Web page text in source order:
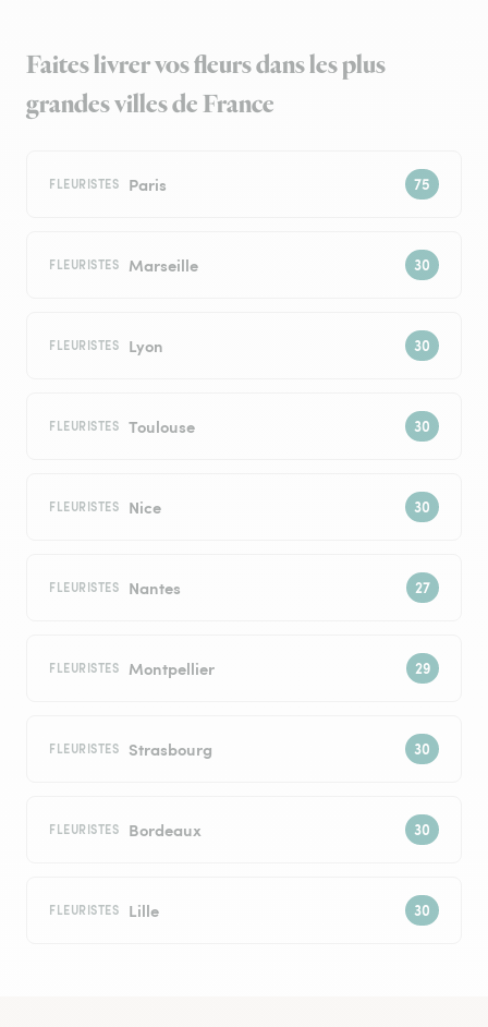
Faites livrer vos fleurs dans les plus
grandes villes de France
FLEURISTES Paris
FLEURISTES Marseille
FLEURISTES Lyon
FLEURISTES Toulouse
FLEURISTES Nice
FLEURISTES Nantes
FLEURISTES Montpellier
FLEURISTES Strasbourg
FLEURISTES Bordeaux
FLEURISTES Lille